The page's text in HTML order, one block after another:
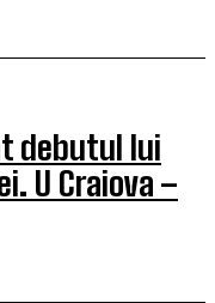
debutul lui
U Craiova –